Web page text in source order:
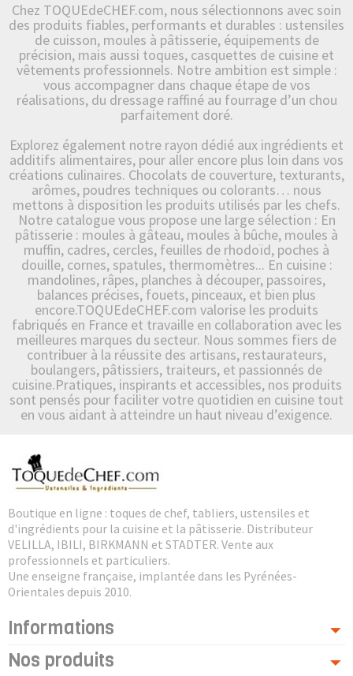
Chez TOQUEdeCHEF.com, nous sélectionnons avec soin
des produits fiables, performants et durables : ustensiles
de cuisson, moules à pâtisserie, équipements de
précision, mais aussi toques, casquettes de cuisine et
vêtements professionnels. Notre ambition est simple :
vous accompagner dans chaque étape de vos
réalisations, du dressage raffiné au fourrage d’un chou
parfaitement doré.
Explorez également notre rayon dédié aux ingrédients et
additifs alimentaires, pour aller encore plus loin dans vos
créations culinaires. Chocolats de couverture, texturants,
arômes, poudres techniques ou colorants… nous
mettons à disposition les produits utilisés par les chefs.
Notre catalogue vous propose une large sélection : En
pâtisserie : moules à gâteau, moules à bûche, moules à
muffin, cadres, cercles, feuilles de rhodoïd, poches à
douille, cornes, spatules, thermomètres... En cuisine :
mandolines, râpes, planches à découper, passoires,
balances précises, fouets, pinceaux, et bien plus
encore.TOQUEdeCHEF.com valorise les produits
fabriqués en France et travaille en collaboration avec les
meilleures marques du secteur. Nous sommes fiers de
contribuer à la réussite des artisans, restaurateurs,
boulangers, pâtissiers, traiteurs, et passionnés de
cuisine.Pratiques, inspirants et accessibles, nos produits
sont pensés pour faciliter votre quotidien en cuisine tout
en vous aidant à atteindre un haut niveau d’exigence.
Boutique en ligne : toques de chef, tabliers, ustensiles et
d'ingrédients pour la cuisine et la pâtisserie. Distributeur
VELILLA, IBILI, BIRKMANN et STADTER. Vente aux
professionnels et particuliers.
Une enseigne française, implantée dans les Pyrénées-
Orientales depuis 2010.
Informations
Nos produits